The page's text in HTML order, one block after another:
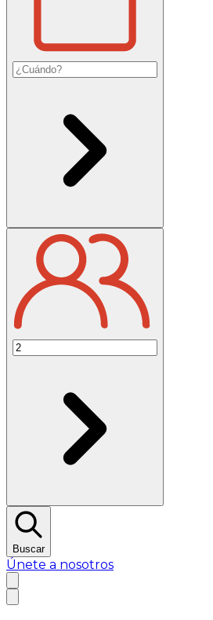
Buscar
Únete a nosotros